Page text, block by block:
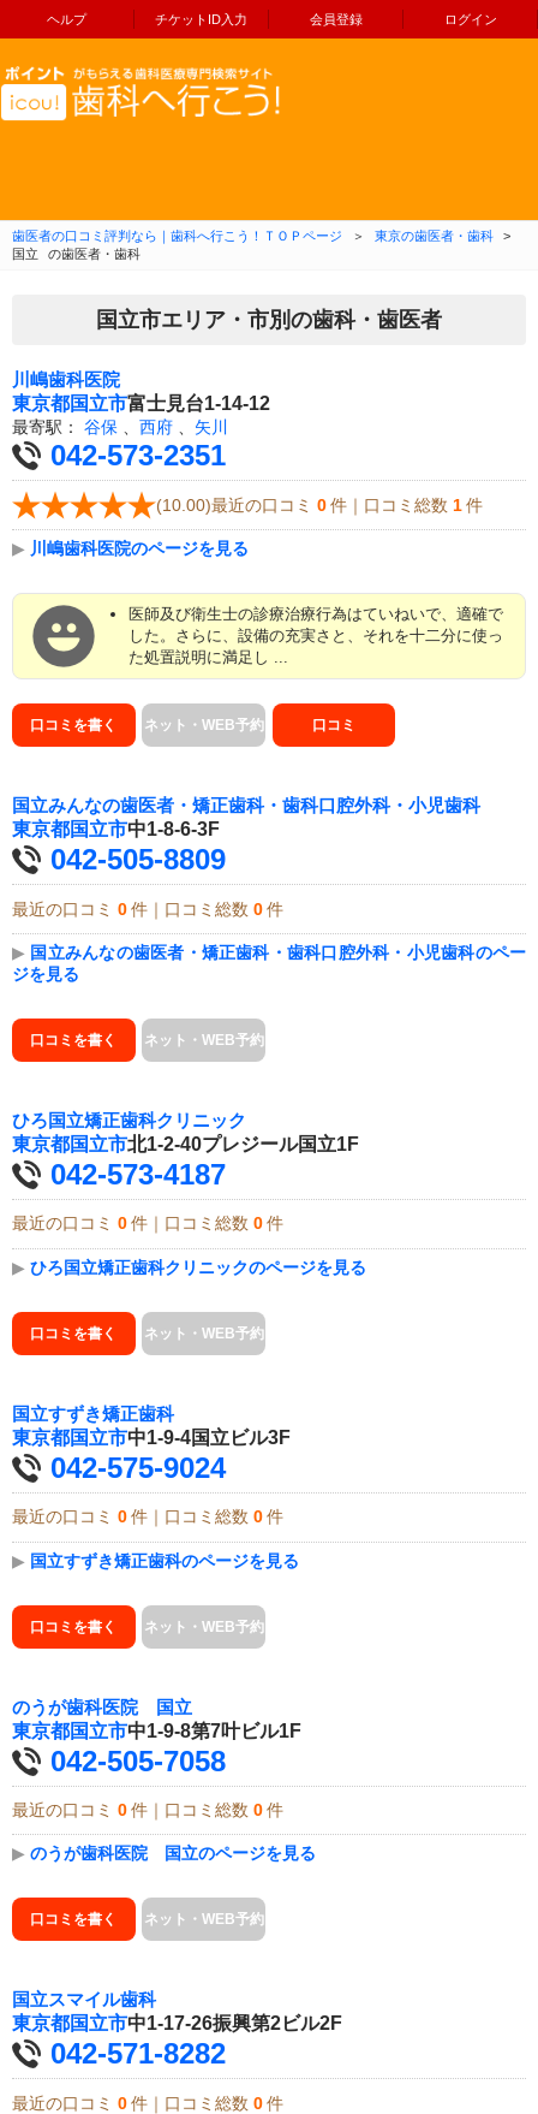
ヘルプ チケットID入力 会員登録 ログイン
コンテンツへ移動
歯医者の口コミ評判なら｜歯科へ行こう！ＴＯＰページ ＞ 東京の歯医者・歯科
>
国立
の歯医者・歯科
国立市エリア・市別の歯科・歯医者
川嶋歯科医院
東京都国立市富士見台1-14-12
最寄駅： 谷保 西府 矢川
042-573-2351
(10.00)最近の口コミ 0 件｜口コミ総数 1 件
▶ 川嶋歯科医院のページを見る
医師及び衛生士の診療治療行為はていねいで、適確で
した。さらに、設備の充実さと、それを十二分に使っ
た処置説明に満足し ...
口コミを書く ネット・WEB予約 口コミ
国立みんなの歯医者・矯正歯科・歯科口腔外科・小児歯科
東京都国立市中1-8-6-3F
042-505-8809
最近の口コミ 0 件｜口コミ総数 0 件
▶ 国立みんなの歯医者・矯正歯科・歯科口腔外科・小児歯科のペー
ジを見る
口コミを書く ネット・WEB予約
ひろ国立矯正歯科クリニック
東京都国立市北1-2-40プレジール国立1F
042-573-4187
最近の口コミ 0 件｜口コミ総数 0 件
▶ ひろ国立矯正歯科クリニックのページを見る
口コミを書く ネット・WEB予約
国立すずき矯正歯科
東京都国立市中1-9-4国立ビル3F
042-575-9024
最近の口コミ 0 件｜口コミ総数 0 件
▶ 国立すずき矯正歯科のページを見る
口コミを書く ネット・WEB予約
のうが歯科医院 国立
東京都国立市中1-9-8第7叶ビル1F
042-505-7058
最近の口コミ 0 件｜口コミ総数 0 件
▶ のうが歯科医院 国立のページを見る
口コミを書く ネット・WEB予約
国立スマイル歯科
東京都国立市中1-17-26振興第2ビル2F
042-571-8282
最近の口コミ 0 件｜口コミ総数 0 件